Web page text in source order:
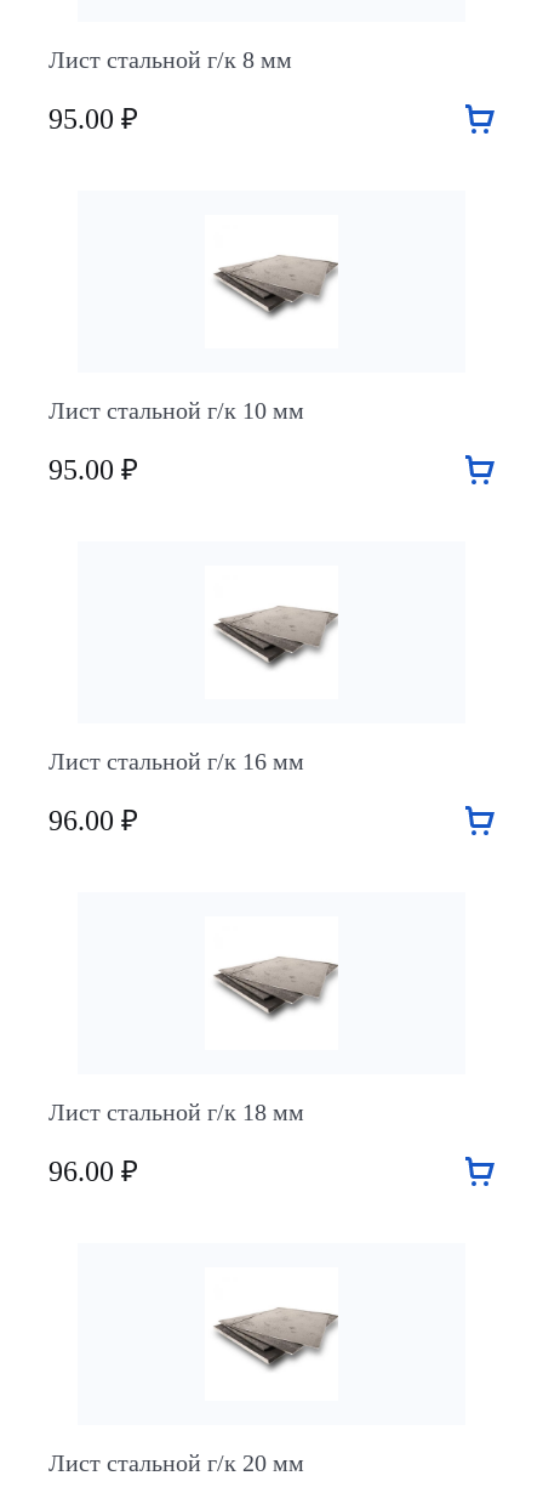
Лист стальной г/к 8 мм
95.00 ₽
Лист стальной г/к 10 мм
95.00 ₽
Лист стальной г/к 16 мм
96.00 ₽
Лист стальной г/к 18 мм
96.00 ₽
Лист стальной г/к 20 мм